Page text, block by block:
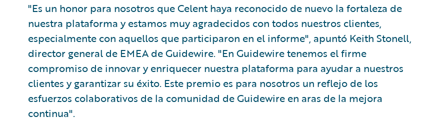
"Es un honor para nosotros que Celent haya reconocido de nuevo la fortaleza de
nuestra plataforma y estamos muy agradecidos con todos nuestros clientes,
especialmente con aquellos que participaron en el informe", apuntó Keith Stonell,
director general de EMEA de Guidewire. "En Guidewire tenemos el firme
compromiso de innovar y enriquecer nuestra plataforma para ayudar a nuestros
clientes y garantizar su éxito. Este premio es para nosotros un reflejo de los
esfuerzos colaborativos de la comunidad de Guidewire en aras de la mejora
continua".